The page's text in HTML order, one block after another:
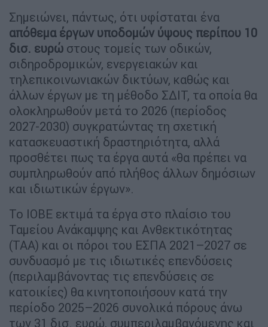
Σημειώνει, πάντως, ότι υφίσταται ένα
απόθεμα έργων υποδομών ύψους περίπου 10
δισ. ευρώ στους τομείς των οδικών,
σιδηροδρομικών, ενεργειακών και
τηλεπικοινωνιακών δικτύων, καθώς και
άλλων έργων με τη μέθοδο ΣΔΙΤ, τα οποία θα
ολοκληρωθούν μετά το 2026 (περίοδος
2027-2030) συγκρατώντας τη σχετική
κατασκευαστική δραστηριότητα, αλλά
προσθέτει πως τα έργα αυτά «θα πρέπει να
συμπληρωθούν από πλήθος άλλων δημόσιων
και ιδιωτικών έργων».
Το ΙΟΒΕ εκτιμά τα έργα στο πλαίσιο του
Ταμείου Ανάκαμψης και Ανθεκτικότητας
(ΤΑΑ) και οι πόροι του ΕΣΠΑ 2021–2027 σε
συνδυασμό με τις ιδιωτικές επενδύσεις
(περιλαμβάνοντας τις επενδύσεις σε
κατοικίες) θα κινητοποιήσουν κατά την
περίοδο 2025–2026 συνολικά πόρους άνω
των 31 δισ. ευρώ, συμπεριλαμβανόμενης και